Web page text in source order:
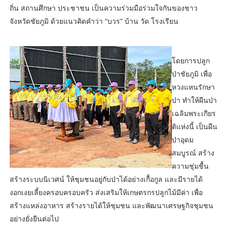
ถิ่น สถานศึกษา ประชาชน เป็นความร่วมมือร่วมใจกันของชาว
จังหวัดชัยภูมิ ด้วยแนวคิดคำว่า “บวร” บ้าน วัด โรงเรียน
โดยการปลูก
ป่าชัยภูมิ เพื่อ
หวงแหนรักษา
ป่า ทำให้ผืนป่า
เฉลิมพระเกียร
ติแห่งนี้ เป็นผืน
ป่าอุดม
สมบูรณ์ สร้าง
ความชุ่มชื้น
สร้างระบบนิเวศน์ ให้ชุมชนอยู่กับป่าได้อย่างเกื้อกูล และมีรายได้
งอกเงยเลี้ยงครอบครอบครัว ส่งเสริมให้เกษตรกรปลูกไม้มีค่า เพื่อ
สร้างแหล่งอาหาร สร้างรายได้ให้ชุมชน และพัฒนาเศรษฐกิจชุมชน
อย่างยั่งยืนต่อไป